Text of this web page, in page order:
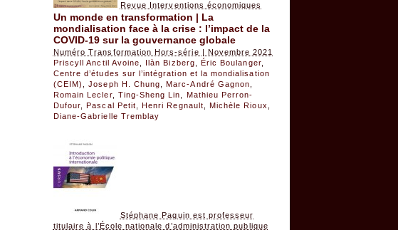
Revue Interventions économiques
Un monde en transformation | La
mondialisation face à la crise : l’impact de la
COVID-19 sur la gouvernance globale
Numéro Transformation Hors-série | Novembre 2021
Priscyll Anctil Avoine
Ilàn Bizberg Éric Boulanger,
Centre d’études sur l’intégration et la mondialisation
(CEIM)
,Joseph H. Chung ,Marc-André Gagnon
Romain Lecler, Ting-Sheng Lin
Mathieu Perron-
Dufour ,Pascal Petit ,Henri Regnault Michèle Rioux
Diane-Gabrielle Tremblay
Stéphane Paquin est professeur
titulaire à l’École nationale d’administration publique